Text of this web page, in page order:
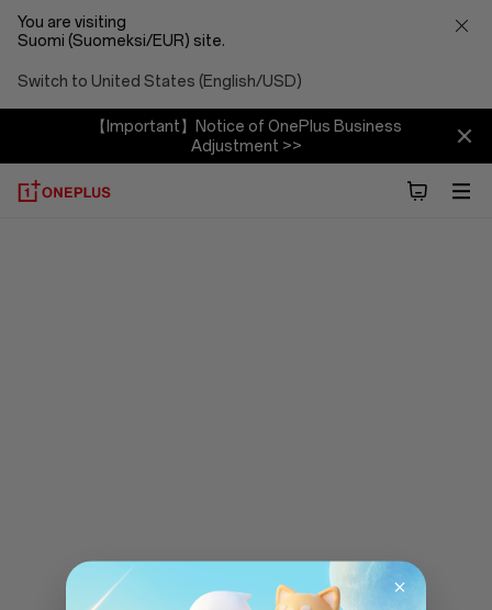
You are visiting
Suomi (Suomeksi/EUR) site.
Switch to United States (English/USD)
【Important】Notice of OnePlus Business
Adjustment >>